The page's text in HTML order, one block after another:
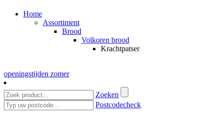
Home
Assortiment
Brood
Volkoren brood
Krachtpatser
openingstijden zomer
Zoeken
Postcodecheck